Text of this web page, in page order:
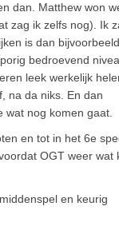
dan. Matthew won
zag ik zelfs nog). Ik
is dan
bedroevend
leek werkelijk
na da niks. En dan
nog komen gaat.
en tot in het 6e
OGT weer wat
en keurig